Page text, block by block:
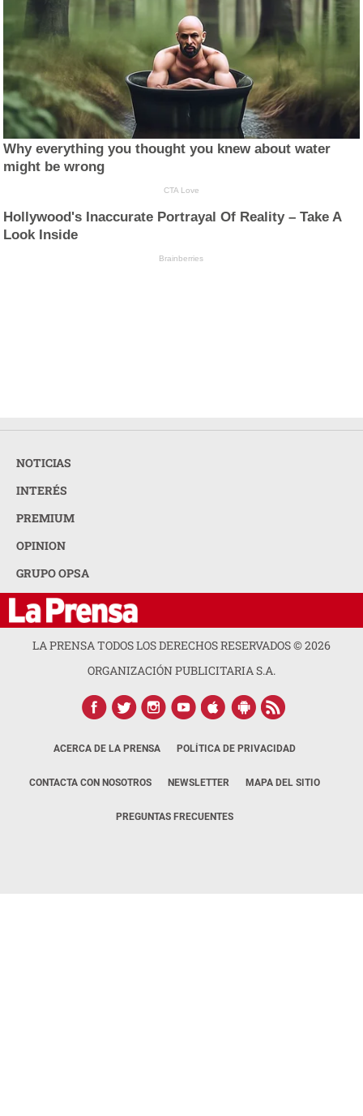
Why everything you thought you knew about water
might be wrong
CTA Love
Hollywood's Inaccurate Portrayal Of Reality – Take A
Look Inside
Brainberries
NOTICIAS
INTERÉS
PREMIUM
OPINION
GRUPO OPSA
LA PRENSA TODOS LOS DERECHOS RESERVADOS ©2026
ORGANIZACIÓN PUBLICITARIA S.A.
ACERCA DE LA PRENSA POLÍTICA DE PRIVACIDAD
CONTACTA CON NOSOTROS NEWSLETTER MAPA DEL SITIO
PREGUNTAS FRECUENTES